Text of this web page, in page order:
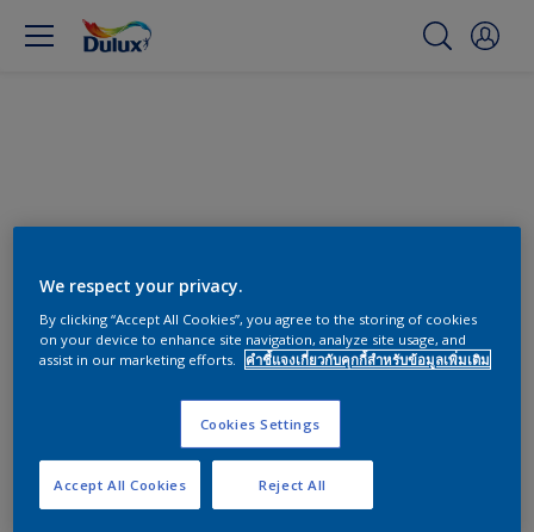
สีทาผนังและสีห้องนอน
ตัวกรอง
We respect your privacy.
By clicking “Accept All Cookies”, you agree to the storing of cookies
on your device to enhance site navigation, analyze site usage, and
assist in our marketing efforts.
คำชี้แจงเกี่ยวกับคุกกี้สำหรับข้อมูลเพิ่มเติม
Cookies Settings
Reject All
Accept All Cookies